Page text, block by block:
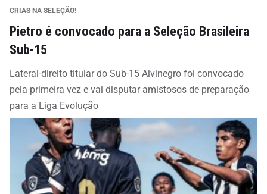
CRIAS NA SELEÇÃO!
Pietro é convocado para a Seleção Brasileira
Sub-15
Lateral-direito titular do Sub-15 Alvinegro foi convocado
pela primeira vez e vai disputar amistosos de preparação
para a Liga Evolução